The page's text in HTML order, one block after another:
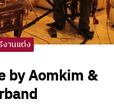
านแต่ง
by Aomkim &